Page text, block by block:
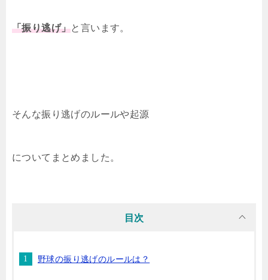
「振り逃げ」と言います。
そんな振り逃げのルールや起源
についてまとめました。
目次
野球の振り逃げのルールは？